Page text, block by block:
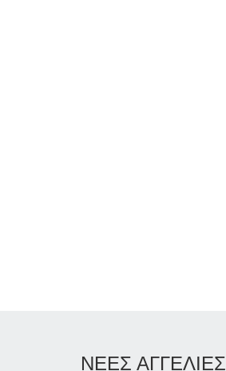
ΝΕΕΣ ΑΓΓΕΛΙΕΣ